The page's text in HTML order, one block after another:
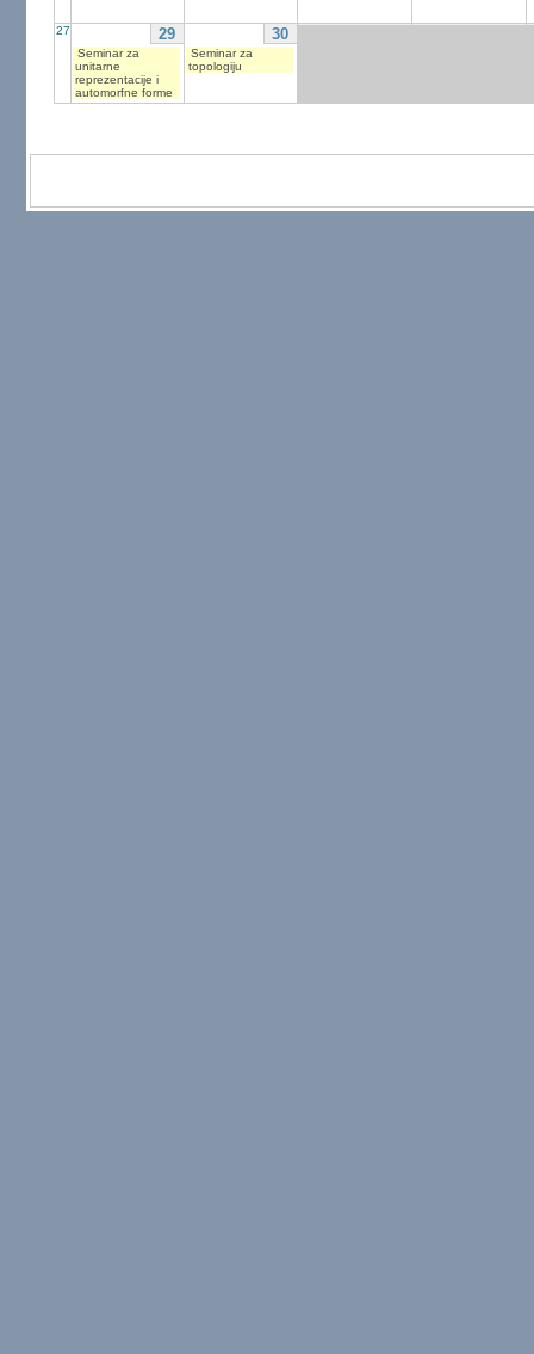
27 29
Seminar za
unitarne
reprezentacije i
automorfne forme
30
Seminar za
topologiju